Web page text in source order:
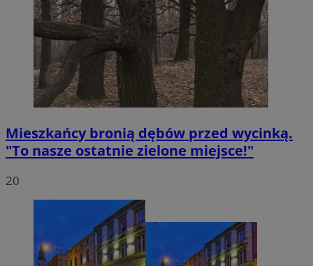
Mieszkańcy bronią dębów przed wycinką.
"To nasze ostatnie zielone miejsce!"
20